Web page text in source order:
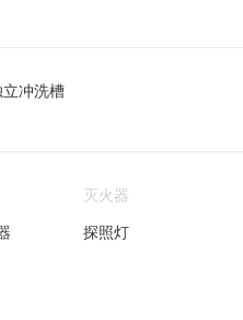
冲洗槽
灭火器
探照灯